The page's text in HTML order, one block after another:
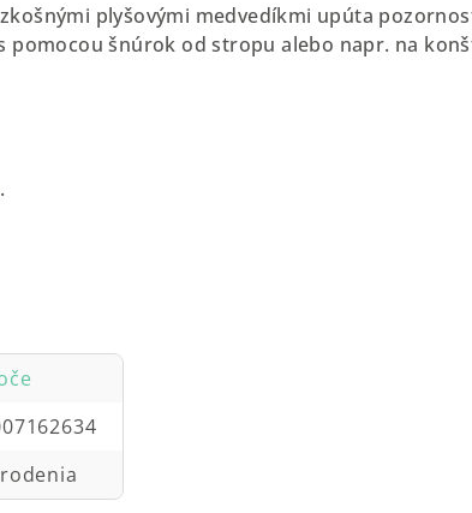
plyšovými medvedíkmi upúta
pomocou šnúrok od stropu alebo napr. na